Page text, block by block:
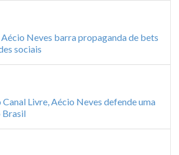
Neves barra propaganda de bets
sociais
Livre, Aécio Neves defende uma
Brasil